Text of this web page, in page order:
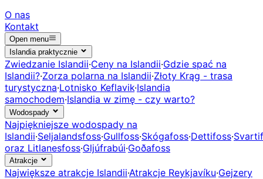
O nas
Kontakt
Open menu
Islandia praktycznie
Zwiedzanie Islandii·Ceny na Islandii·Gdzie spać na
Islandii?·Zorza polarna na Islandii·Złoty Krąg - trasa
turystyczna·Lotnisko Keflavik·Islandia
samochodem·Islandia w zimę - czy warto?
Wodospady
Najpiękniejsze wodospady na
Islandii·Seljalandsfoss·Gullfoss·Skógafoss·Dettifoss·
oraz Litlanesfoss·Gljúfrabúi·Goðafoss
Atrakcje
Największe atrakcje Islandii·Atrakcje Reykjavíku·Gejzery